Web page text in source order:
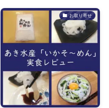
お取り寄せ